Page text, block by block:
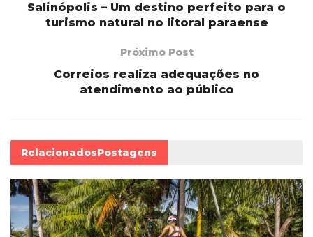
Salinópolis – Um destino perfeito para o
turismo natural no litoral paraense
Próximo Post
Correios realiza adequações no
atendimento ao público
RelacionadosPostagens